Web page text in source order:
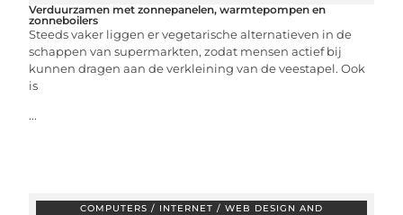
Verduurzamen met zonnepanelen, warmtepompen en
zonneboilers
Steeds vaker liggen er vegetarische alternatieven in de
schappen van supermarkten, zodat mensen actief bij
kunnen dragen aan de verkleining van de veestapel. Ook
is
...
COMPUTERS / INTERNET / WEB DESIGN AND